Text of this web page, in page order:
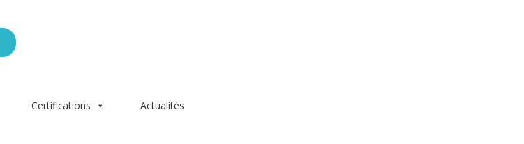
Certifications Actualités